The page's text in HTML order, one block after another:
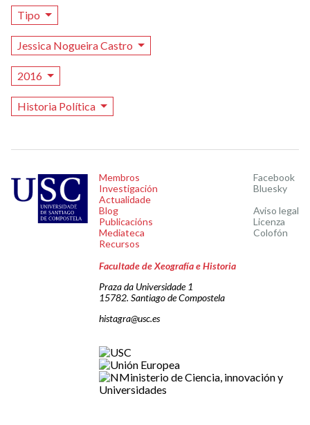
Tipo
Jessica Nogueira Castro
2016
Historia Política
Membros
Investigación
Actualidade
Blog
Publicacións
Mediateca
Recursos
Facebook
Bluesky
Aviso legal
Licenza
Colofón
Facultade de Xeografía e Historia
Praza da Universidade 1
15782. Santiago de Compostela
histagra@usc.es